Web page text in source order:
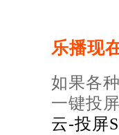
乐播现
如果各
一键投
云-投屏